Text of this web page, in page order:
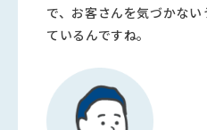
で、お客さんを気づかな
ているんですね。